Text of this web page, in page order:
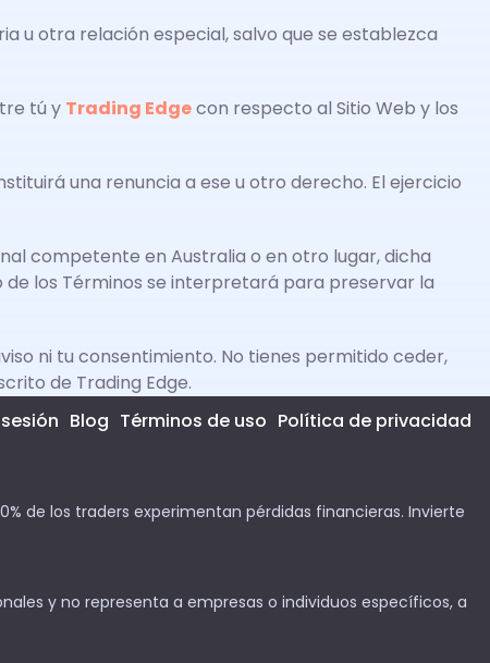
u otra relación especial, salvo que se establezca
tú y Trading Edgecon respecto al Sitio Web y los
una renuncia a ese u otro derecho. El ejercicio
competente en Australia o en otro lugar, dicha
de los Términos se interpretará para preservar la
ni tu consentimiento. No tienes permitido ceder,
de Trading Edge.
Blog Términos de uso Política de privacidad
de los traders experimentan pérdidas financieras. Invierte
y no representa a empresas o individuos específicos, a